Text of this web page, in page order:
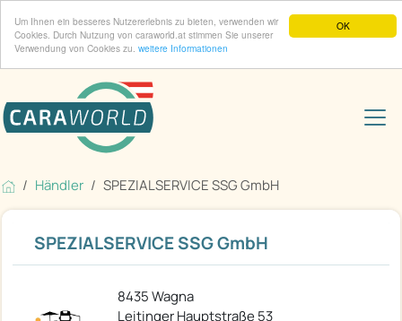
OK
Um Ihnen ein besseres Nutzererlebnis zu bieten, verwenden wir
Cookies. Durch Nutzung von caraworld.at stimmen Sie unserer
Verwendung von Cookies zu. weitere Informationen
Händler SPEZIALSERVICE SSG GmbH
SPEZIALSERVICE SSG GmbH
8435 Wagna
Leitinger Hauptstraße 53